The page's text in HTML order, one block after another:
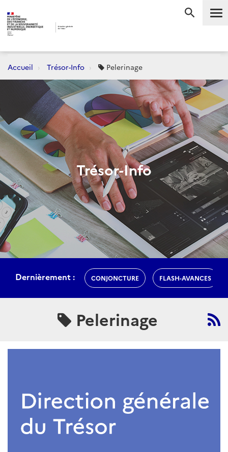
Accueil Trésor-Info Pelerinage
Trésor-Info
Dernièrement : CONJONCTURE FLASH-AVANCES
Pelerinage